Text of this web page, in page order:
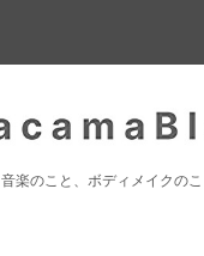
音楽のこと、ボディメイクのこ